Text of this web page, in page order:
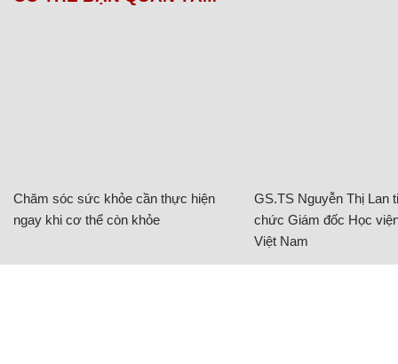
Chăm sóc sức khỏe cần thực hiện
ngay khi cơ thể còn khỏe
GS.TS Nguyễn Thị Lan
chức Giám đốc Học
Việt Nam